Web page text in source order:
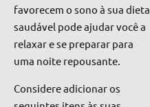
favorecem o sono à sua dieta
saudável pode ajudar você a
relaxar e se preparar para
uma noite repousante.
Considere adicionar os